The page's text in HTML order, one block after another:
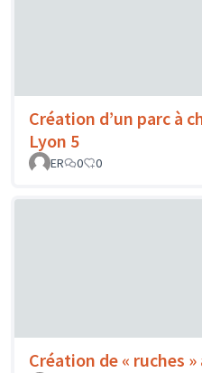
Création d’un parc à
Lyon 5
ER
0 0
Création de « ruches »